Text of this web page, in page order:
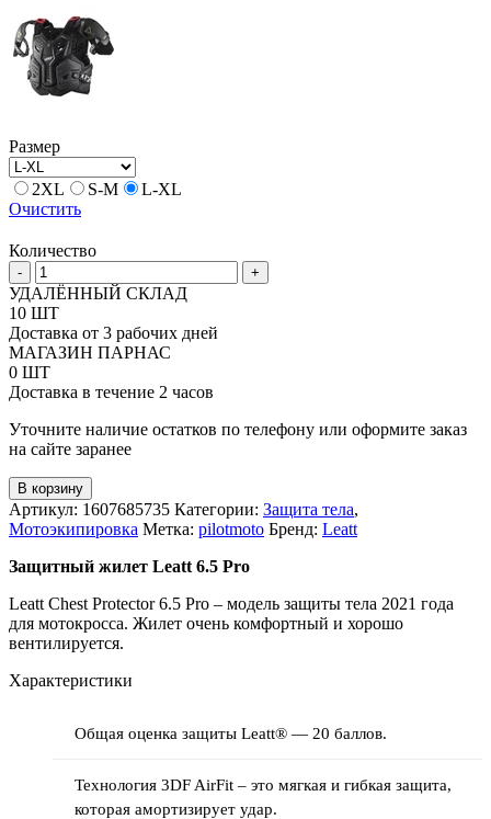
Размер
2XL S-M
L-XL
Очистить
Количество
-
Количество
товара
LEATT
6.5
Pro
Защита
тела
+
УДАЛЁННЫЙ СКЛАД
10 ШТ
Доставка от 3 рабочих дней
МАГАЗИН ПАРНАС
0 ШТ
Доставка в течение 2 часов
Уточните наличие остатков по телефону или оформите заказ
на сайте заранее
В корзину
Артикул: 1607685735 Категории: Защита тела,
Мотоэкипировка Метка: pilotmoto Бренд: Leatt
Защитный жилет Leatt 6.5 Pro
Leatt Chest Protector 6.5 Pro – модель защиты тела 2021 года
для мотокросса. Жилет очень комфортный и хорошо
вентилируется.
Характеристики
Общая оценка защиты Leatt® — 20 баллов.
Технология 3DF AirFit – это мягкая и гибкая защита,
которая амортизирует удар.